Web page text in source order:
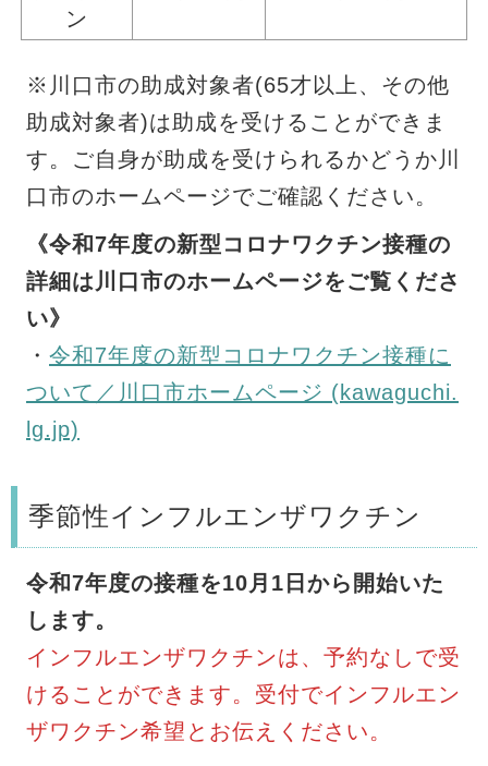
ン
※川口市の助成対象者(65才以上、その他
助成対象者)は助成を受けることができま
す。ご自身が助成を受けられるかどうか川
口市のホームページでご確認ください。
《令和7年度の新型コロナワクチン接種の
詳細は川口市のホームページをご覧くださ
い》
・ 令和7年度の新型コロナワクチン接種に
ついて／川口市ホームページ (kawaguchi.
lg.jp)
季節性インフルエンザワクチン
令和7年度の接種を10月1日から開始いた
します。
インフルエンザワクチンは、予約なしで受
けることができます。受付でインフルエン
ザワクチン希望とお伝えください。